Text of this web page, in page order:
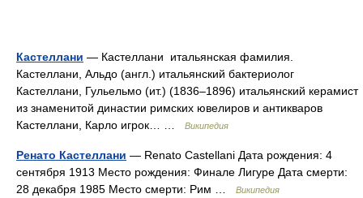
Кастеллани — Кастеллани итальянская фамилия.
Кастеллани, Альдо (англ.) итальянский бактериолог
Кастеллани, Гульельмо (ит.) (1836–1896) итальянский керамист
из знаменитой династии римских ювелиров и антикваров
Кастеллани, Карло игрок… …
Википедия
Ренато Кастеллани — Renato Castellani Дата рождения: 4
сентября 1913 Место рождения: Финале Лигуре Дата смерти:
28 декабря 1985 Место смерти: Рим …
Википедия